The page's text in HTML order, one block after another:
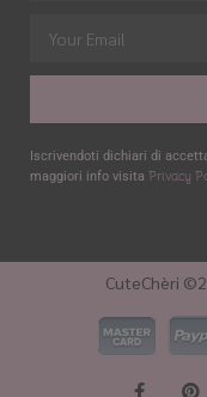
Iscrivendoti dichiari di
maggiori info visita Privacy
CuteChèri